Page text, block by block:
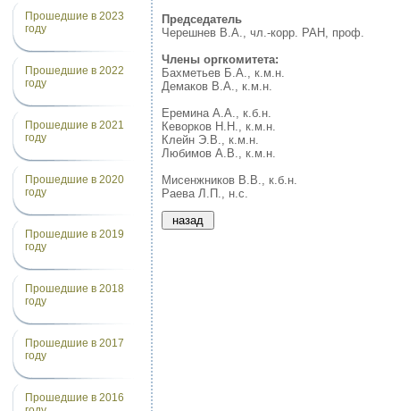
Прошедшие в 2023
году
Прошедшие в 2022
году
Прошедшие в 2021
году
Прошедшие в 2020
году
Прошедшие в 2019
году
Прошедшие в 2018
году
Прошедшие в 2017
году
Прошедшие в 2016
Председатель
Черешнев В.А., чл.-корр. РАН, проф.
Члены оргкомитета:
Бахметьев Б.А., к.м.н.
Демаков В.А., к.м.н.
Еремина А.А., к.б.н.
Кеворков Н.Н., к.м.н.
Клейн Э.В., к.м.н.
Любимов А.В., к.м.н.
Мисенжников В.В., к.б.н.
Раева Л.П., н.с.